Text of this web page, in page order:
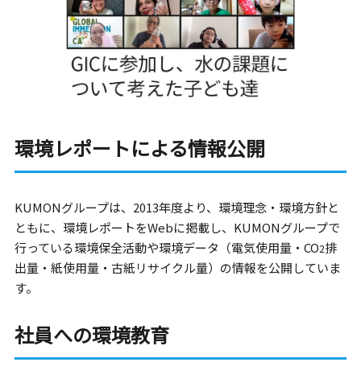
環境レポートによる情報公開
KUMONグループは、2013年度より、環境理念・環境方針と
ともに、環境レポートをWebに掲載し、KUMONグループで
行っている環境保全活動や環境データ（電気使用量・CO2排
出量・紙使用量・古紙リサイクル量）の情報を公開していま
す。
社員への環境教育